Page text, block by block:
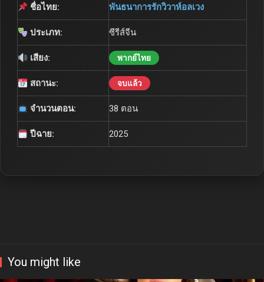
ชื่อไทย: พันธนาการรักวิวาห์อลเวง
ประเภท: ซีรีส์จีน
เสียง: พากย์ไทย
สถานะ: จบแล้ว
จำนวนตอน: 38 ตอน
ปีฉาย: 2025
You might like